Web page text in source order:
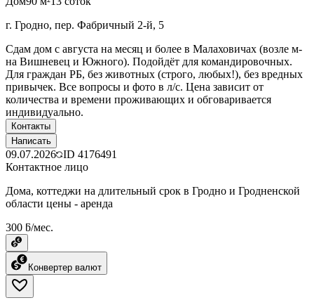
г. Гродно, пер. Фабричный 2-й, 5
Сдам дом с августа на месяц и более в Малаховичах (возле м-
на Вишневец и Южного). Подойдёт для командировочных.
Для граждан РБ, без животных (строго, любых!), без вредных
привычек. Все вопросы и фото в л/с. Цена зависит от
количества и времени проживающих и обговаривается
индивидуально.
Контакты
Написать
09.07.2026 ID 4176491
Контактное лицо
Дома, коттеджи на длительный срок в Гродно и Гродненской
области цены - аренда
300 ƃ/мес.
Конвертер валют